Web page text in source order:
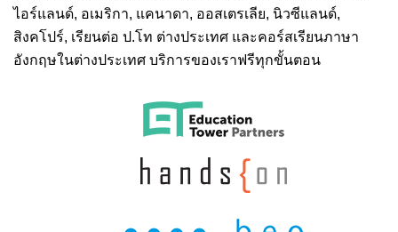
ไอร์แลนด์, อเมริกา, แคนาดา, ออสเตรเลีย, นิวซีแลนด์,
สิงคโปร์, เรียนต่อ ป.โท ต่างประเทศ และคอร์สเรียนภาษา
อังกฤษในต่างประเทศ บริการของเราฟรีทุกขั้นตอน